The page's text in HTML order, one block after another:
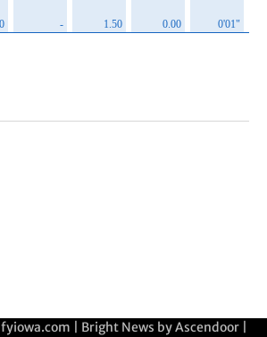
fyiowa.com | Bright News byAscendoor